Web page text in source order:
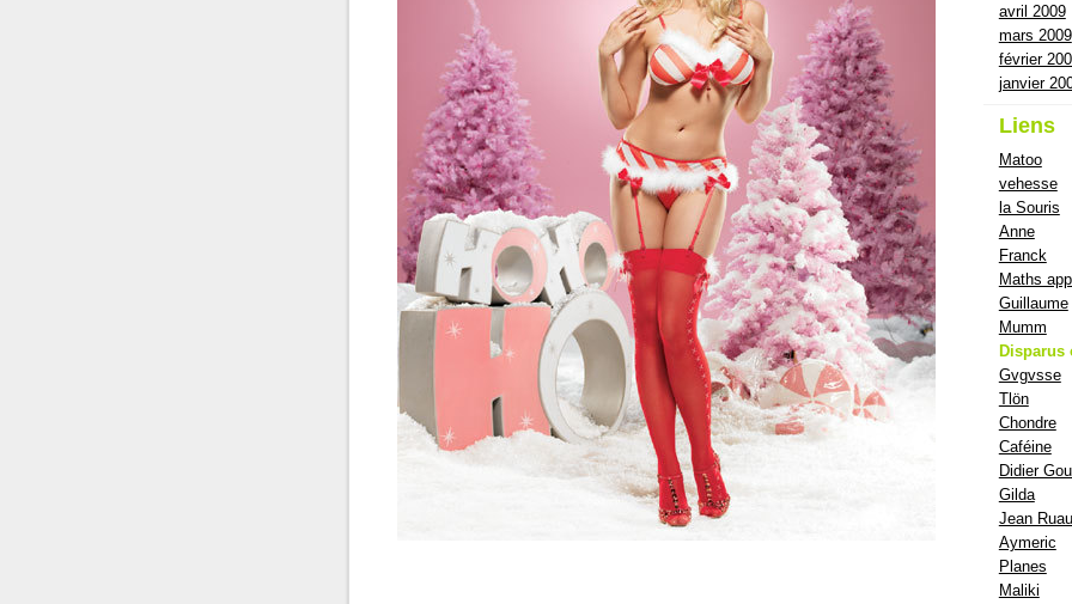
avril 2009
mars 2009
février
janvier
Liens
Matoo
vehesse
la Souris
Anne
Franck
Maths
Guillaume
Mumm
Disparus
Gvgvsse
Tlön
Chondre
Caféine
Didier
Gilda
Jean
Aymeric
Planes
Maliki